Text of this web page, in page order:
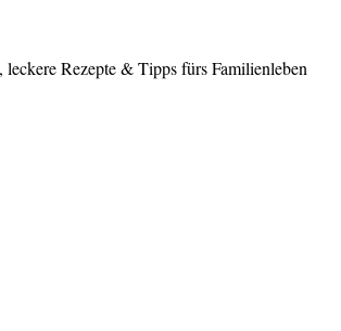
Rezepte & Tipps fürs Familienleben